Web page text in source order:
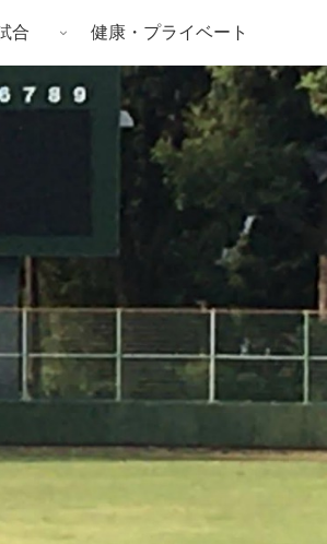
合 健康・プライベート